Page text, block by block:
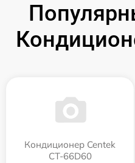
Кондиционер Centek
CT-66D60